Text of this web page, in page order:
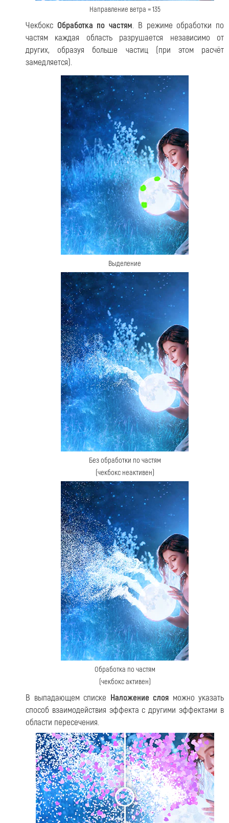
Направление ветра = 135
Чекбокс Обработка по частям. В режиме обработки по
частям каждая область разрушается независимо от
других, образуя больше частиц (при этом расчёт
замедляется).
Выделение
Без обработки по частям
(чекбокс неактивен)
Обработка по частям
(чекбокс активен)
В выпадающем списке Наложение слоя можно указать
способ взаимодействия эффекта с другими эффектами в
области пересечения.
< >